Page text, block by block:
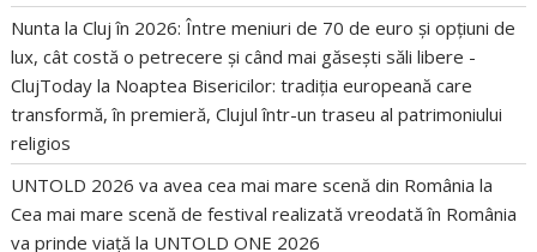
Nunta la Cluj în 2026: Între meniuri de 70 de euro și opțiuni de
lux, cât costă o petrecere și când mai găsești săli libere -
ClujToday la Noaptea Bisericilor: tradiția europeană care
transformă, în premieră, Clujul într-un traseu al patrimoniului
religios
UNTOLD 2026 va avea cea mai mare scenă din România la
Cea mai mare scenă de festival realizată vreodată în România
va prinde viață la UNTOLD ONE 2026